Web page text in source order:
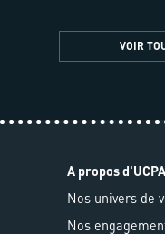
VOIR
A propos
Nos univers de
Nos